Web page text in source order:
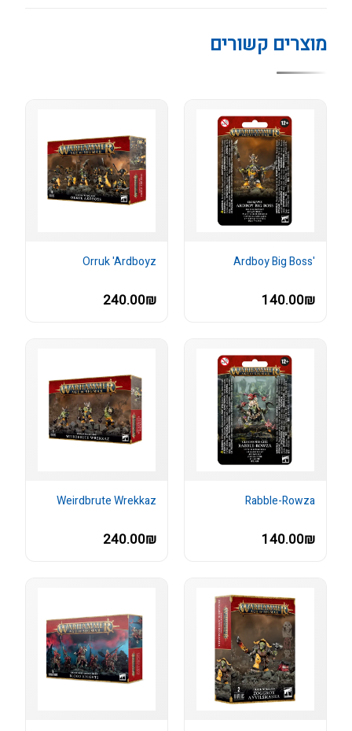
מוצרים קשורים
'Ardboy Big Boss
140.00₪
Orruk 'Ardboyz
240.00₪
Rabble-Rowza
140.00₪
Weirdbrute Wrekkaz
240.00₪